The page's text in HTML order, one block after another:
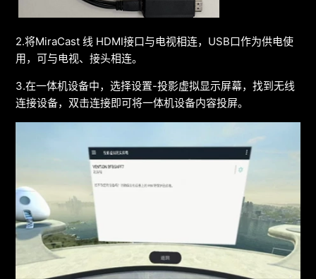
2.将MiraCast 线 HDMI接口与电视相连，USB口作为供电使
用，可与电视、接头相连。
3.在一体机设备中，选择设置-投影虚拟显示屏幕，找到无线
连接设备，双击连接即可将一体机设备内容投屏。